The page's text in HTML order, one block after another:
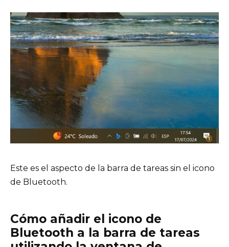
Este es el aspecto de la barra de tareas sin el icono
de Bluetooth.
Cómo añadir el icono de
Bluetooth a la barra de tareas